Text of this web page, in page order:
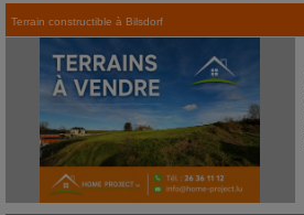
Terrain constructible à Bilsdorf